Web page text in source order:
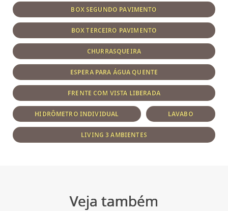
BOX SEGUNDO PAVIMENTO
BOX TERCEIRO PAVIMENTO
CHURRASQUEIRA
ESPERA PARA ÁGUA QUENTE
FRENTE COM VISTA LIBERADA
HIDRÔMETRO INDIVIDUAL LAVABO
LIVING 3 AMBIENTES
Veja também